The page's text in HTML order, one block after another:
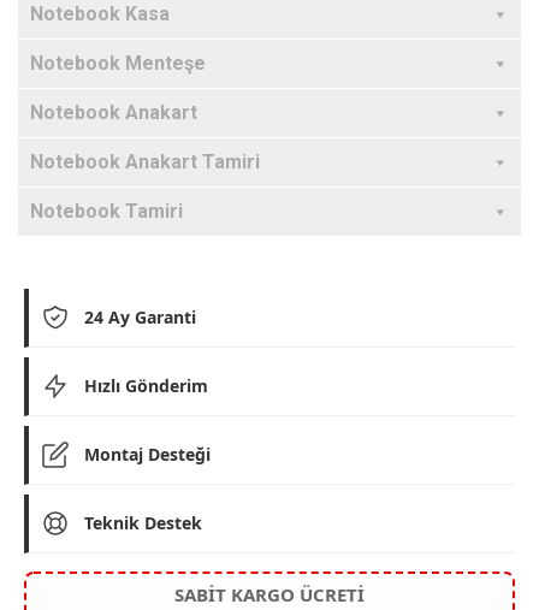
Notebook Kasa
Notebook Menteşe
Notebook Anakart
Notebook Anakart Tamiri
Notebook Tamiri
24 Ay Garanti
Hızlı Gönderim
Montaj Desteği
Teknik Destek
SABİT KARGO ÜCRETİ